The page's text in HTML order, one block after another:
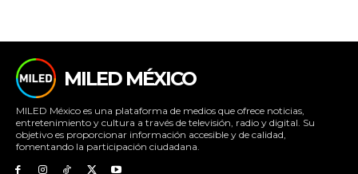
MILED MÉXICO
MILED México es una plataforma de medios que ofrece noticias,
entretenimiento y cultura a través de televisión, radio y digital. Su
objetivo es proporcionar información accesible y de calidad,
fomentando la participación ciudadana.